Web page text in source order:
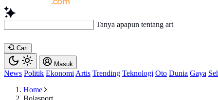
Tanya apapun tentang artike
Cari
Masuk
News Politik Ekonomi Artis Trending Teknologi Oto Dunia Gaya
Home
Bolasport